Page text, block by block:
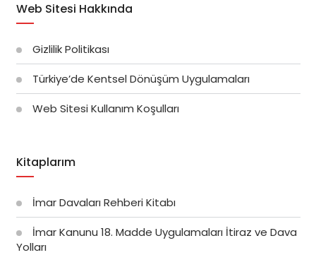
Web Sitesi Hakkında
Gizlilik Politikası
Türkiye’de Kentsel Dönüşüm Uygulamaları
Web Sitesi Kullanım Koşulları
Kitaplarım
İmar Davaları Rehberi Kitabı
İmar Kanunu 18. Madde Uygulamaları İtiraz ve Dava
Yolları